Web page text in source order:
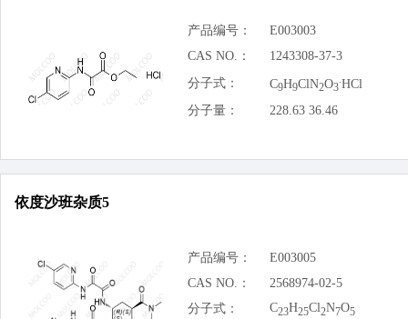
产品编号：
E003003
CAS NO.：
1243308-37-3
分子式：
C9H9ClN2O3
.HCl
分子量：
228.63 36.46
依度沙班杂质5
产品编号：
E003005
CAS NO.：
2568974-02-5
分子式：
C23H25Cl2N7O5